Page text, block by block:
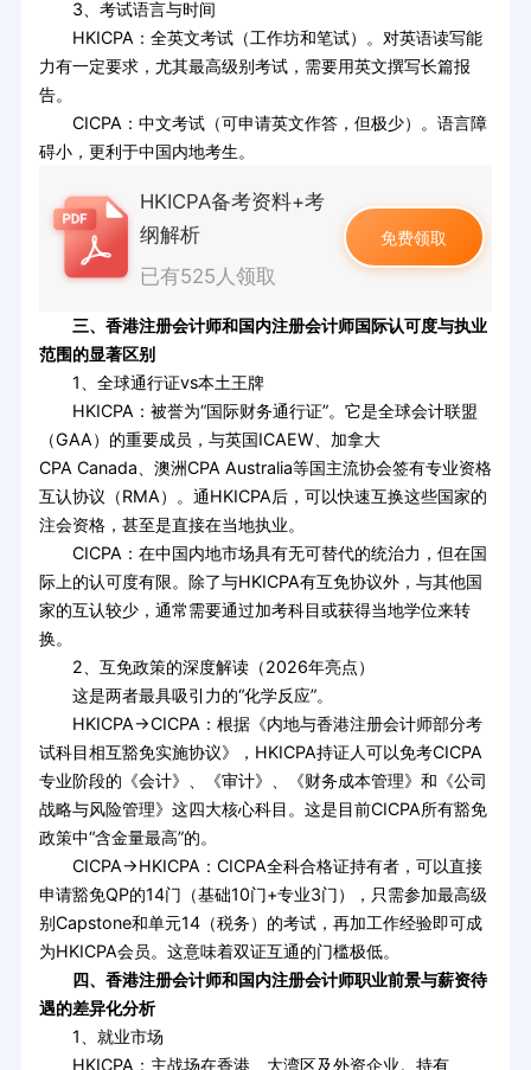
3、考试语言与时间
HKICPA：全英文考试（工作坊和笔试）。对英语读写能
力有一定要求，尤其最高级别考试，需要用英文撰写长篇报
告。
CICPA：中文考试（可申请英文作答，但极少）。语言障
碍小，更利于中国内地考生。
HKICPA备考资料+考
纲解析
已有525人领取
免费领取
三、香港注册会计师和国内注册会计师国际认可度与执业
范围的显著区别
1、全球通行证vs本土王牌
HKICPA：被誉为“国际财务通行证”。它是全球会计联盟
（GAA）的重要成员，与英国ICAEW、加拿大
CPA Canada、澳洲CPA Australia等国主流协会签有专业资格
互认协议（RMA）。通HKICPA后，可以快速互换这些国家的
注会资格，甚至是直接在当地执业。
CICPA：在中国内地市场具有无可替代的统治力，但在国
际上的认可度有限。除了与HKICPA有互免协议外，与其他国
家的互认较少，通常需要通过加考科目或获得当地学位来转
换。
2、互免政策的深度解读（2026年亮点）
这是两者最具吸引力的“化学反应”。
HKICPA→CICPA：根据《内地与香港注册会计师部分考
试科目相互豁免实施协议》，HKICPA持证人可以免考CICPA
专业阶段的《会计》、《审计》、《财务成本管理》和《公司
战略与风险管理》这四大核心科目。这是目前CICPA所有豁免
政策中“含金量最高”的。
CICPA→HKICPA：CICPA全科合格证持有者，可以直接
申请豁免QP的14门（基础10门+专业3门），只需参加最高级
别Capstone和单元14（税务）的考试，再加工作经验即可成
为HKICPA会员。这意味着双证互通的门槛极低。
四、香港注册会计师和国内注册会计师职业前景与薪资待
遇的差异化分析
1、就业市场
HKICPA：主战场在香港、大湾区及外资企业。持有